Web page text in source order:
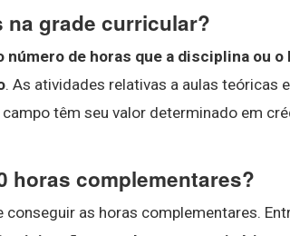
na grade curricular?
número de horas que a disciplina ou
. As atividades relativas a aulas teóricas
têm seu valor determinado em
horas complementares?
conseguir as horas complementares.